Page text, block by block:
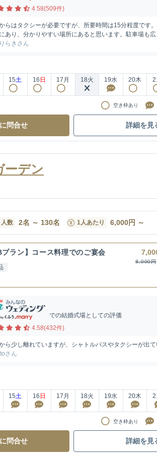
4.58(509件)
らはタクシーが必要ですが、所要時間は15分程度です
あり、分かりやすい場所にあると思います。駐車場も
らきさん
15土 16 日 17 月 18火 19水 20木
空き枠あり
問合せ 詳細を見
ーデン
人数 2名 ～ 130名 1人あたり 6,000円 ～
プラン】コース料理でのご宴会
8,000円
での結婚式場としての評価
4.58(432件)
ら少し離れていますが、シャトルバスやタクシーが出て
さん
15土 16 日 17 月 18火 19水 20木
空き枠あり
問合せ 詳細を見